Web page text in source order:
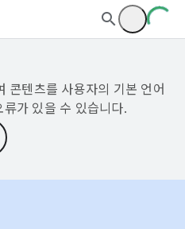
텐츠를 사용자의 기본 언어
가 있을 수 있습니다.